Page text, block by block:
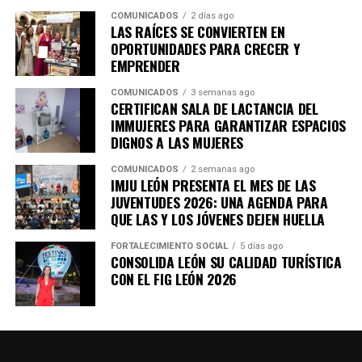
duraderos, estables y accesibles para todas y todos.
COMUNICADOS 2 días ago
LAS RAÍCES SE CONVIERTEN EN
OPORTUNIDADES PARA CRECER Y
EMPRENDER
COMUNICADOS 3 semanas ago
CERTIFICAN SALA DE LACTANCIA DEL
IMMUJERES PARA GARANTIZAR ESPACIOS
DIGNOS A LAS MUJERES
COMUNICADOS 2 semanas ago
IMJU LEÓN PRESENTA EL MES DE LAS
JUVENTUDES 2026: UNA AGENDA PARA
QUE LAS Y LOS JÓVENES DEJEN HUELLA
FORTALECIMIENTO SOCIAL 5 días ago
CONSOLIDA LEÓN SU CALIDAD TURÍSTICA
CON EL FIG LEÓN 2026